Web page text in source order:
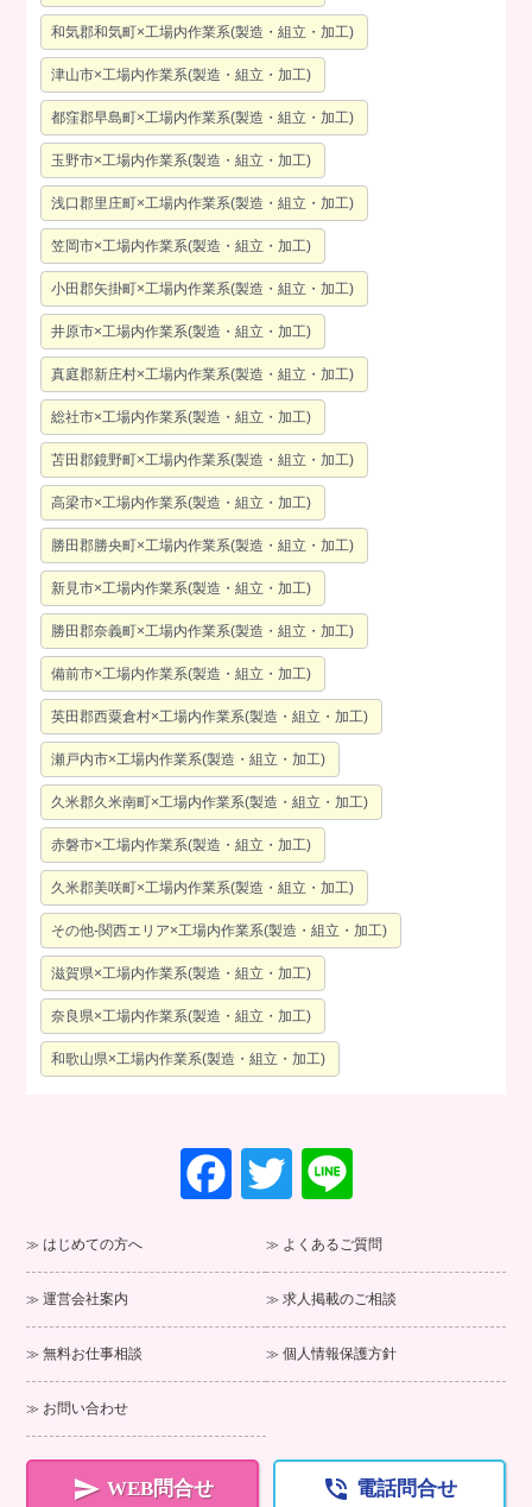
和気郡和気町×工場内作業系(製造・組立・加工)
津山市×工場内作業系(製造・組立・加工)
都窪郡早島町×工場内作業系(製造・組立・加工)
玉野市×工場内作業系(製造・組立・加工)
浅口郡里庄町×工場内作業系(製造・組立・加工)
笠岡市×工場内作業系(製造・組立・加工)
小田郡矢掛町×工場内作業系(製造・組立・加工)
井原市×工場内作業系(製造・組立・加工)
真庭郡新庄村×工場内作業系(製造・組立・加工)
総社市×工場内作業系(製造・組立・加工)
苫田郡鏡野町×工場内作業系(製造・組立・加工)
高梁市×工場内作業系(製造・組立・加工)
勝田郡勝央町×工場内作業系(製造・組立・加工)
新見市×工場内作業系(製造・組立・加工)
勝田郡奈義町×工場内作業系(製造・組立・加工)
備前市×工場内作業系(製造・組立・加工)
英田郡西粟倉村×工場内作業系(製造・組立・加工)
瀬戸内市×工場内作業系(製造・組立・加工)
久米郡久米南町×工場内作業系(製造・組立・加工)
赤磐市×工場内作業系(製造・組立・加工)
久米郡美咲町×工場内作業系(製造・組立・加工)
その他-関西エリア×工場内作業系(製造・組立・加工)
滋賀県×工場内作業系(製造・組立・加工)
奈良県×工場内作業系(製造・組立・加工)
和歌山県×工場内作業系(製造・組立・加工)
F
a
e
b
o
k
T
wi
tt
er
e
はじめての方へ よくあるご質問
運営会社案内 求人掲載のご相談
無料お仕事相談 個人情報保護方針
お問い合わせ
 WEB問合せ  電話問合せ